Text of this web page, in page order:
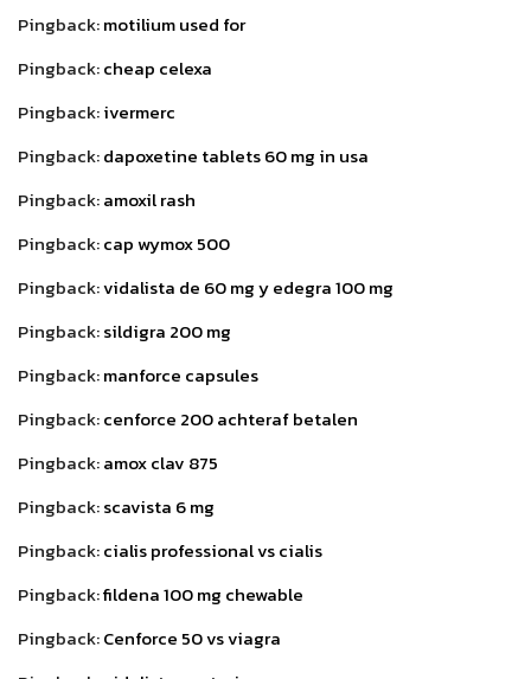
Pingback:motilium used for
Pingback:cheap celexa
Pingback:ivermerc
Pingback:dapoxetine tablets 60 mg in usa
Pingback:amoxil rash
Pingback:cap wymox 500
Pingback:vidalista de 60 mg y edegra 100 mg
Pingback:sildigra 200 mg
Pingback:manforce capsules
Pingback:cenforce 200 achteraf betalen
Pingback:amox clav 875
Pingback:scavista 6 mg
Pingback:cialis professional vs cialis
Pingback:fildena 100 mg chewable
Pingback:Cenforce 50 vs viagra